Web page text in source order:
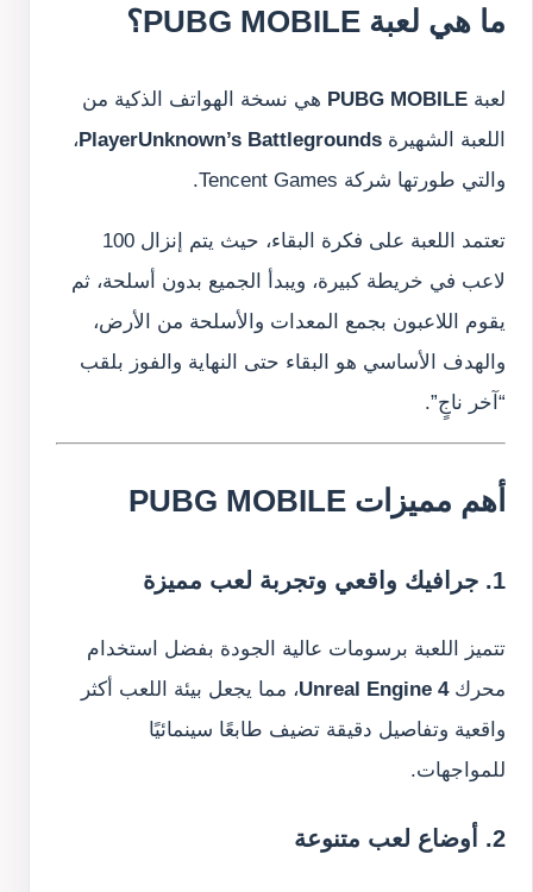
ما هي لعبة PUBG MOBILE؟
لعبة PUBG MOBILE هي نسخة الهواتف الذكية من
اللعبة الشهيرة PlayerUnknown’s Battlegrounds،
والتي طورتها شركة Tencent Games.
تعتمد اللعبة على فكرة البقاء، حيث يتم إنزال 100
لاعب في خريطة كبيرة، ويبدأ الجميع بدون أسلحة، ثم
يقوم اللاعبون بجمع المعدات والأسلحة من الأرض،
والهدف الأساسي هو البقاء حتى النهاية والفوز بلقب
“آخر ناجٍ”.
أهم مميزات PUBG MOBILE
1. جرافيك واقعي وتجربة لعب مميزة
تتميز اللعبة برسومات عالية الجودة بفضل استخدام
محركUnreal Engine 4، مما يجعل بيئة اللعب أكثر
واقعية وتفاصيل دقيقة تضيف طابعًا سينمائيًا
للمواجهات.
2. أوضاع لعب متنوعة